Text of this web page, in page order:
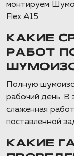
монтируем
Flex А15.
КАКИЕ
РАБОТ
Полную
рабочий день. В
слаженная
поставленной
КАКИЕ